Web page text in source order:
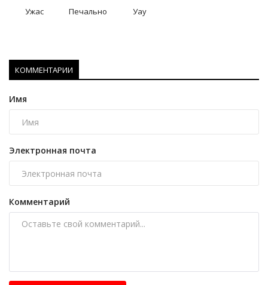
Ужас Печально Уау
КОММЕНТАРИИ
Имя
Электронная почта
Комментарий